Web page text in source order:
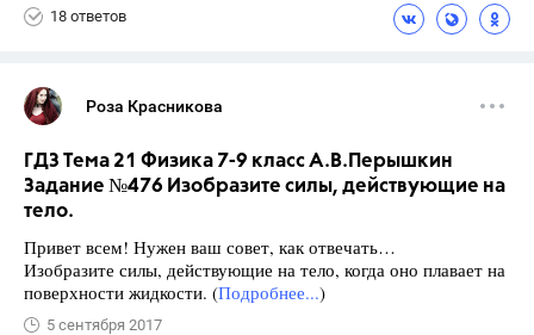
18 ответов
Роза Красникова
ГДЗ Тема 21 Физика 7-9 класс А.В.Перышкин
Задание №476 Изобразите силы, действующие на
тело.
Привет всем! Нужен ваш совет, как отвечать…
Изобразите силы, действующие на тело, когда оно плавает на
поверхности жидкости. (Подробнее...)
5 сентября 2017